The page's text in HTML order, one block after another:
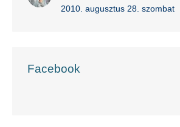
2010. augusztus 28. szombat
Facebook